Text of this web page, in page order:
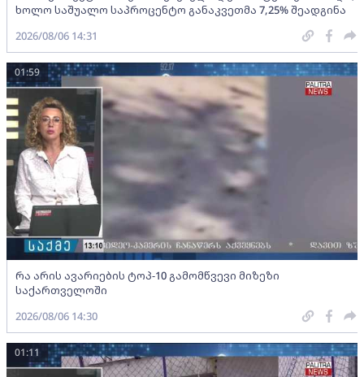
ხოლო საშუალო საპროცენტო განაკვეთმა 7,25% შეადგინა
2026/08/06 14:31
რა არის ავარიების ტოპ-10 გამომწვევი მიზეზი
საქართველოში
01:59
2026/08/06 14:30
01:11